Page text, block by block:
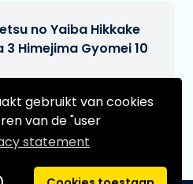
gebruikt van cookies
van de "user
statement
no Yaiba Hikkake
3 Himejima Gyomei 10